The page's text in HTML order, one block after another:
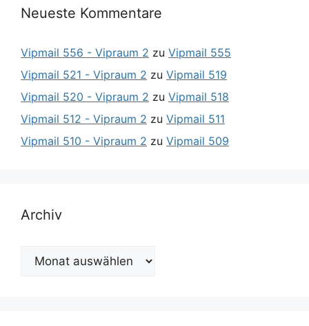
Neueste Kommentare
Vipmail 556 - Vipraum 2 zu Vipmail 555
Vipmail 521 - Vipraum 2 zu Vipmail 519
Vipmail 520 - Vipraum 2 zu Vipmail 518
Vipmail 512 - Vipraum 2 zu Vipmail 511
Vipmail 510 - Vipraum 2 zu Vipmail 509
Archiv
Archiv